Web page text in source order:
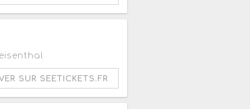
SUR SEETICKETS.FR